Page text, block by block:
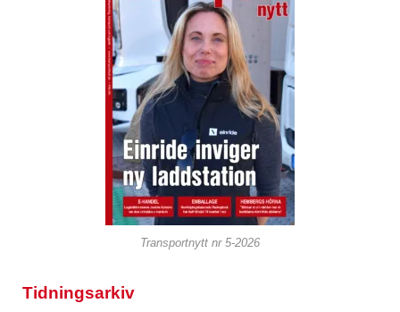
Transportnytt nr 5-2026
Tidningsarkiv